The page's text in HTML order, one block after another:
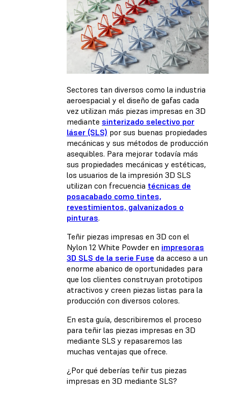
Sectores tan diversos como la industria
aeroespacial y el diseño de gafas cada
vez utilizan más piezas impresas en 3D
mediante sinterizado selectivo por
láser (SLS) por sus buenas propiedades
mecánicas y sus métodos de producción
asequibles. Para mejorar todavía más
sus propiedades mecánicas y estéticas,
los usuarios de la impresión 3D SLS
utilizan con frecuencia técnicas de
posacabado como tintes,
revestimientos, galvanizados o
pinturas.
Teñir piezas impresas en 3D con el
Nylon 12 White Powder en impresoras
3D SLS de la serie Fuse da acceso a un
enorme abanico de oportunidades para
que los clientes construyan prototipos
atractivos y creen piezas listas para la
producción con diversos colores.
En esta guía, describiremos el proceso
para teñir las piezas impresas en 3D
mediante SLS y repasaremos las
muchas ventajas que ofrece.
¿Por qué deberías teñir tus piezas
impresas en 3D mediante SLS?